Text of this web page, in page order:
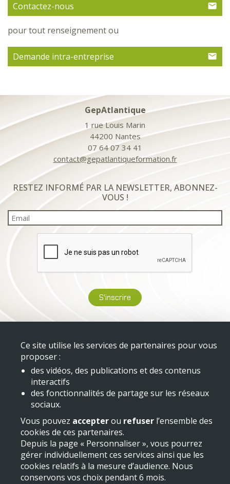
Contactez-nous
pour tout renseignement ou
Demande intra-entreprise
GepAtlantique
1 rue Louis Marin
44200 Nantes
07 64 07 34 41
contact@gepatlantiqueformation.fr
RESTEZ INFORMÉ PAR LA NEWSLETTER, ABONNEZ-
VOUS !
Ce site utilise les services de partenaires pour vous
proposer :
des vidéos, des publications et des contenus
interactifs
des fonctionnalités de partage sur les réseaux
sociaux.
Vous pouvez accepterou refuser l’ensemble des
cookies de ces partenaires.
Depuis la page « Personnaliser », vous pourrez
gérer individuellement ces services ainsi que les
cookies relatifs à la mesure d’audience. Nous
conservons vos choix pendant 6 mois.